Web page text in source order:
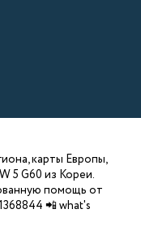
карты Европы,
5 G60 из Кореи.
помощь от
📲 what's